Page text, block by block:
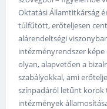
Oktatási Államtitkárság
túlfűtött, erőteljesen
alárendeltségi
intézményrendszer
olyan, alapvetően a
szabályokkal, ami
színpadáról letűnt korok
intézmények